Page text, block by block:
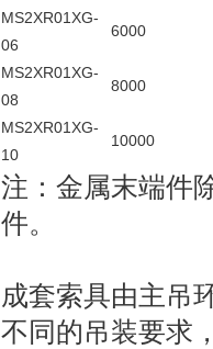
MS2XR01XG-
06
6000
MS2XR01XG-
08
8000
MS2XR01XG-
10
10000
注：金属末端件
件。
成套索具由主吊
不同的吊装要求